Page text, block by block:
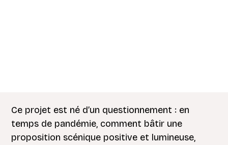
Ce projet est né d’un questionnement : en
temps de pandémie, comment bâtir une
proposition scénique positive et lumineuse,